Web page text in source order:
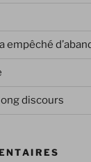
empêché
discours